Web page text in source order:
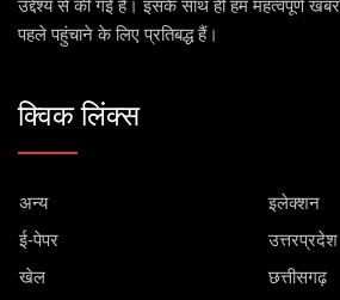
पहले पहुंचाने के लिए प्रतिबद्ध हैं।
क्विक लिंक्स
अन्य
इलेक्शन
ई-पेपर
उत्तरप्रदेश
खेल
छत्तीसगढ़